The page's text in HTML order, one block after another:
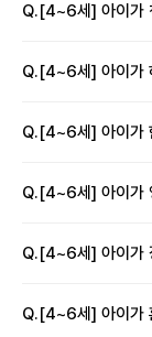
Q.[4~6세] 아이가
Q.[4~6세] 아이가
Q.[4~6세] 아이가
Q.[4~6세] 아이가
Q.[4~6세] 아이가
Q.[4~6세] 아이가